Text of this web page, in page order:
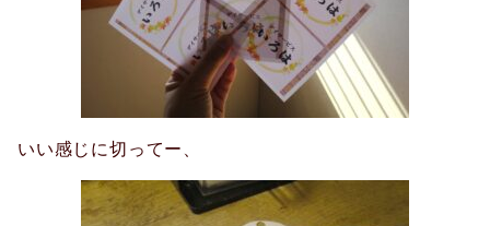
いい感じに切ってー、